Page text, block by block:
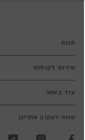
חנות
שירות לקוחות
עוד באתר
שווה לעקוב אחרינו